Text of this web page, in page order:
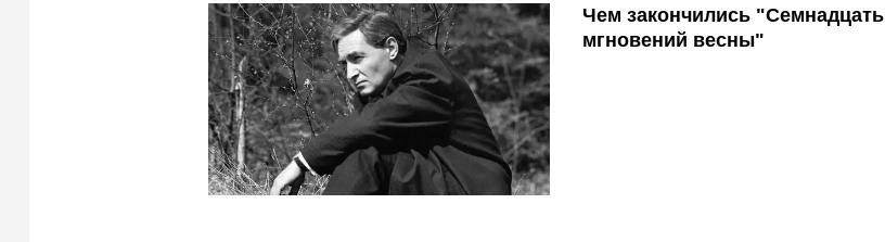
Чем закончились "Семнадцать
мгновений весны"